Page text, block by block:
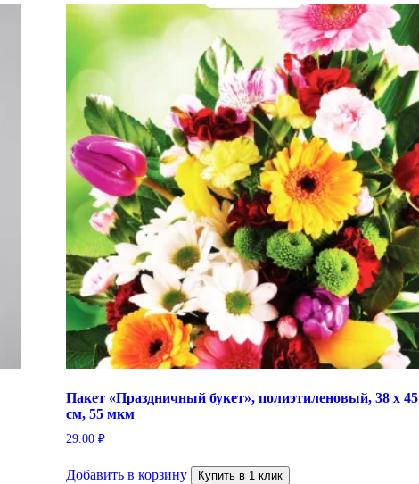
Пакет «Праздничный букет», полиэтиленовый, 38 х 45
см, 55 мкм
29.00 ₽
Добавить в корзину Купить в 1 клик